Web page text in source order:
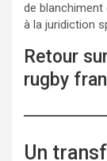
de
à la juridiction
Retour
rugby
Un